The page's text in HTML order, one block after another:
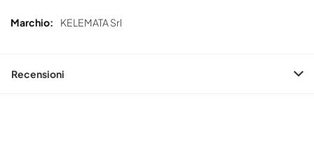
Maggiori
KELEMATA Srl
Recensioni